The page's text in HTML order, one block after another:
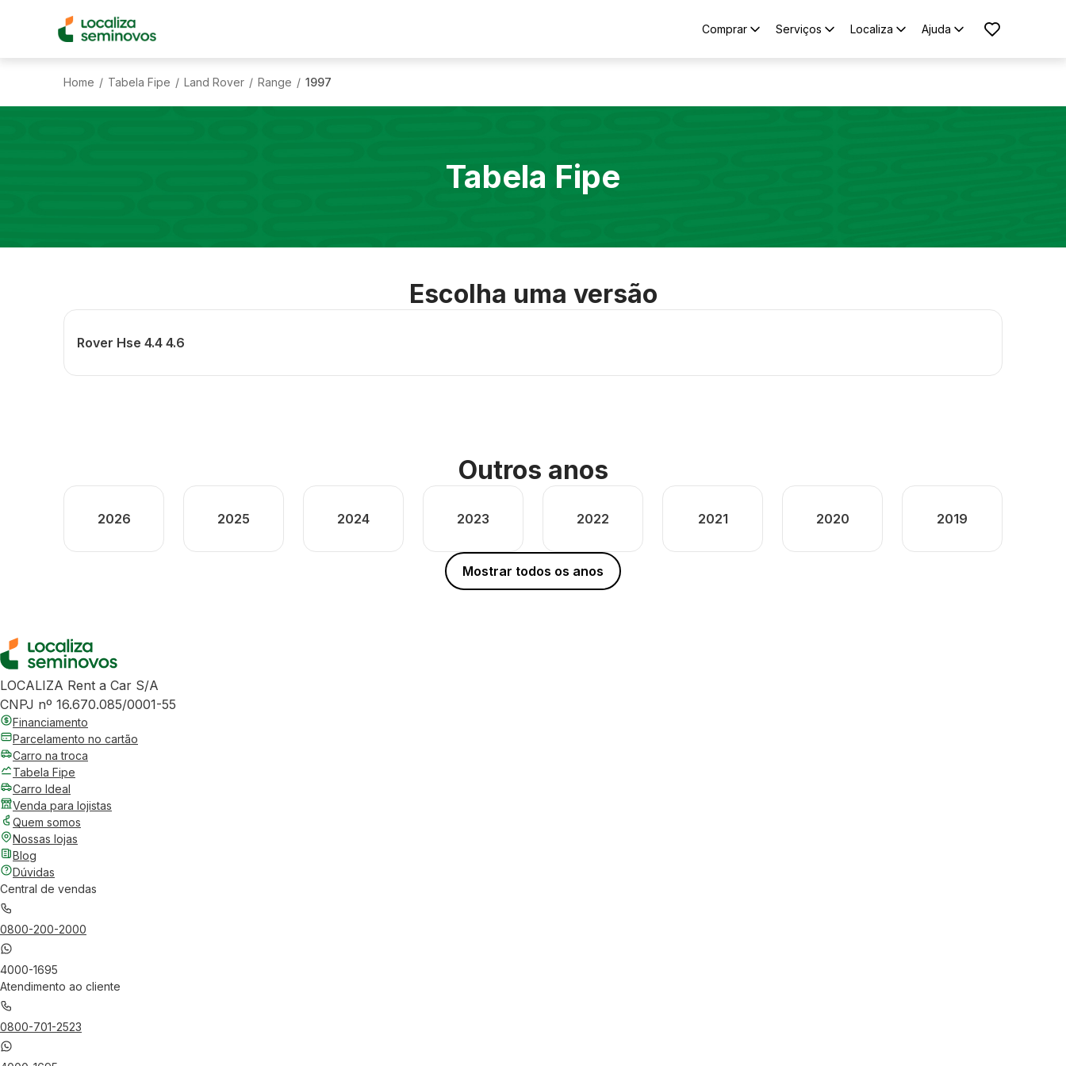
Comprar Serviços Localiza Ajuda
Home / Tabela Fipe / Land Rover / Range / 1997
Tabela Fipe
Escolha uma versão
Rover Hse 4.4 4.6
Outros anos
2026 2025 2024 2023 2022 2021 2020 2019
Mostrar todos os anos
LOCALIZA Rent a Car S/A
CNPJ nº 16.670.085/0001-55
Financiamento
Parcelamento no cartão
Carro na troca
Tabela Fipe
Carro Ideal
Venda para lojistas
Quem somos
Nossas lojas
Blog
Dúvidas
Central de vendas
0800-200-2000
4000-1695
Atendimento ao cliente
0800-701-2523